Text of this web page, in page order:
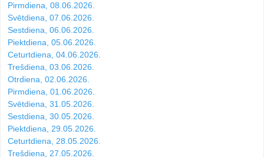
Pirmdiena, 08.06.2026.
Svētdiena, 07.06.2026.
Sestdiena, 06.06.2026.
Piektdiena, 05.06.2026.
Ceturtdiena, 04.06.2026.
Trešdiena, 03.06.2026.
Otrdiena, 02.06.2026.
Pirmdiena, 01.06.2026.
Svētdiena, 31.05.2026.
Sestdiena, 30.05.2026.
Piektdiena, 29.05.2026.
Ceturtdiena, 28.05.2026.
Trešdiena, 27.05.2026.